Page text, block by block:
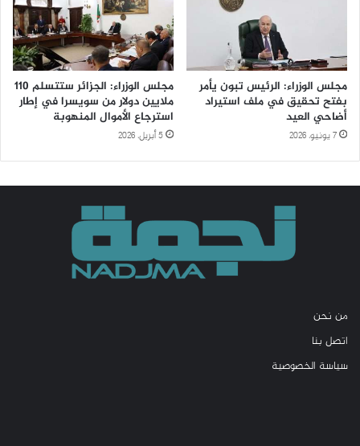
مجلس الوزراء: الرئيس تبون يأمر
بفتح تحقيق في ملف استيراد
أضاحي العيد
7 يونيو، 2026
مجلس الوزراء: الجزائر ستتسلم 110
ملايين دولار من سويسرا في إطار
استرجاع الأموال المنهوبة
5 أبريل، 2026
من نحن
اتصل بنا
سياسة الخصوصية